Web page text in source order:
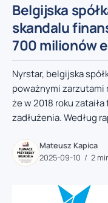
Belgijska
skandalu
700 milionów
Nyrstar, belgijska
poważnymi
że w 2018 roku
zadłużenia. Według
Mateusz Kapica
2025-09-10
2